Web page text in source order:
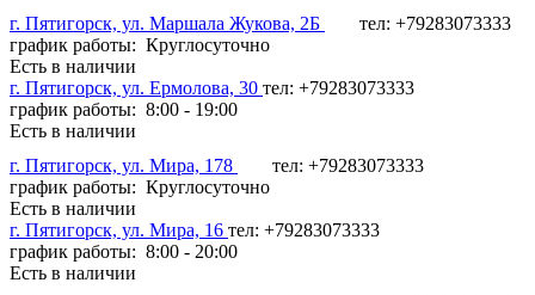
г. Пятигорск, ул. Маршала Жукова, 2Б
тел: +79283073333
график работы: Круглосуточно
Есть в наличии
г. Пятигорск, ул. Ермолова, 30 тел: +79283073333
график работы: 8:00 - 19:00
Есть в наличии
г. Пятигорск, ул. Мира, 178
тел: +79283073333
график работы: Круглосуточно
Есть в наличии
г. Пятигорск, ул. Мира, 16 тел: +79283073333
график работы: 8:00 - 20:00
Есть в наличии